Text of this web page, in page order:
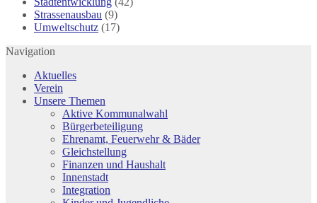
Strassenausbau (9)
Umweltschutz (17)
Navigation
Aktuelles
Verein
Unsere Themen
Aktive Kommunalwahl
Bürgerbeteiligung
Ehrenamt, Feuerwehr & Bäder
Gleichstellung
Finanzen und Haushalt
Innenstadt
Integration